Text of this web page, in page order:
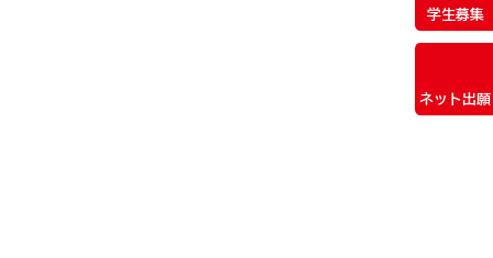
学生募集
ネット出願